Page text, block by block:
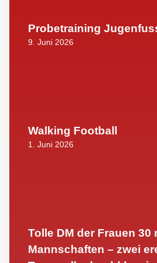
Probetraining
9. Juni 2026
Walking Football
1. Juni 2026
Tolle DM der Frauen 30
Mannschaften – zwei